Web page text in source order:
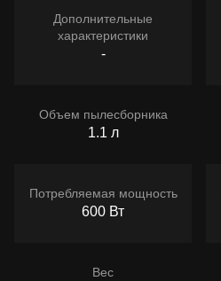
Дополнительные
характеристики
-
Объем пылесборника
1.1 л
Потребляемая мощность
600 Вт
Вес